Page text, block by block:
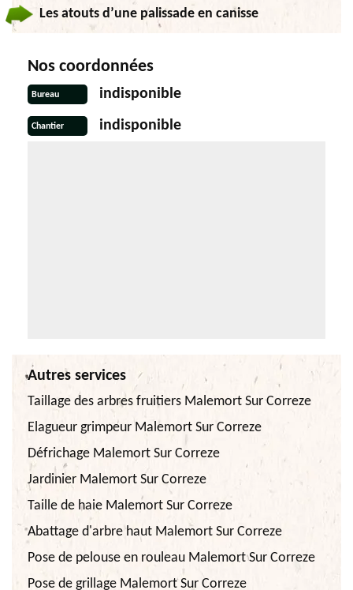
Les atouts d’une palissade en canisse
Nos coordonnées
Bureau indisponible
Chantier indisponible
Autres services
Taillage des arbres fruitiers Malemort Sur Correze
Elagueur grimpeur Malemort Sur Correze
Défrichage Malemort Sur Correze
Jardinier Malemort Sur Correze
Taille de haie Malemort Sur Correze
Abattage d'arbre haut Malemort Sur Correze
Pose de pelouse en rouleau Malemort Sur Correze
Pose de grillage Malemort Sur Correze